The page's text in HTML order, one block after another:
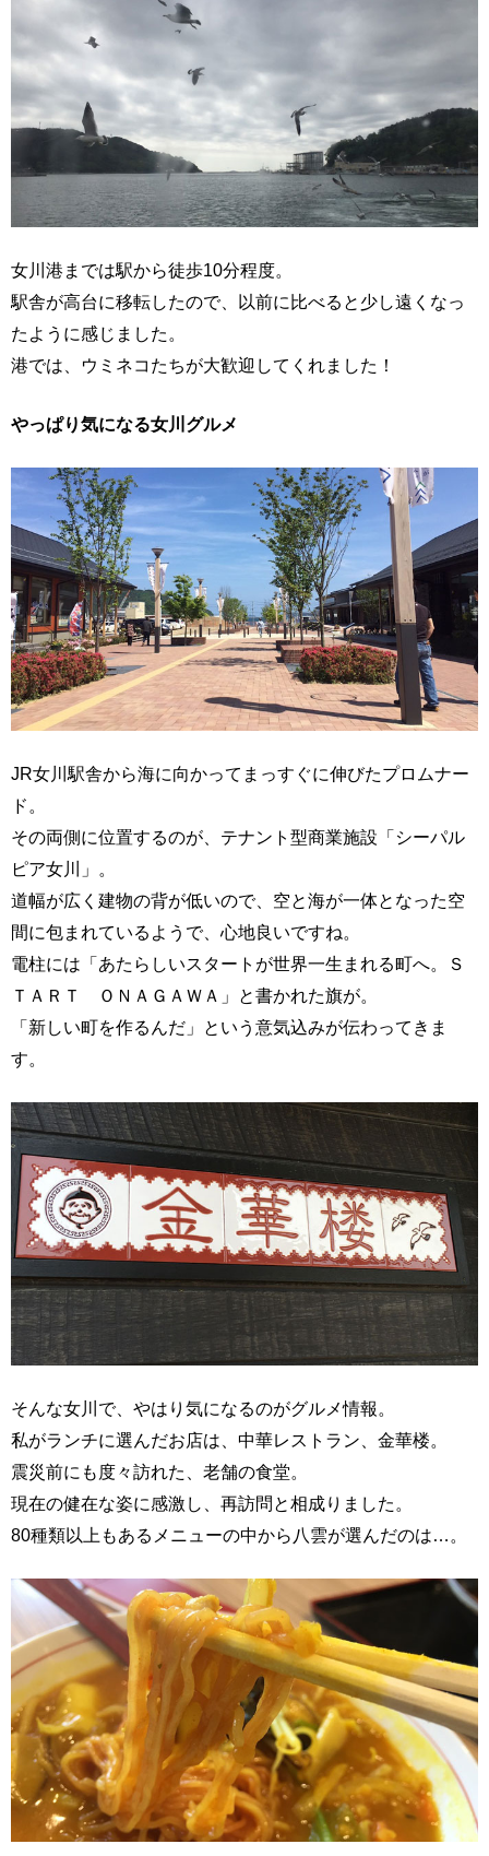
女川港までは駅から徒歩10分程度。
駅舎が高台に移転したので、以前に比べると少し遠くなっ
たように感じました。
港では、ウミネコたちが大歓迎してくれました！
やっぱり気になる女川グルメ
JR女川駅舎から海に向かってまっすぐに伸びたプロムナー
ド。
その両側に位置するのが、テナント型商業施設「シーパル
ピア女川」。
道幅が広く建物の背が低いので、空と海が一体となった空
間に包まれているようで、心地良いですね。
電柱には「あたらしいスタートが世界一生まれる町へ。Ｓ
ＴＡＲＴ ＯＮＡＧＡＷＡ」と書かれた旗が。
「新しい町を作るんだ」という意気込みが伝わってきま
す。
そんな女川で、やはり気になるのがグルメ情報。
私がランチに選んだお店は、中華レストラン、金華楼。
震災前にも度々訪れた、老舗の食堂。
現在の健在な姿に感激し、再訪問と相成りました。
80種類以上もあるメニューの中から八雲が選んだのは…。